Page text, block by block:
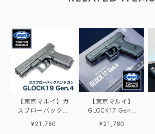
【東京マルイ】ガ
スブローバック
GLOCK19 Gen.4
¥21,780
【東京マルイ】
GLOCK17 Gen4
ガスブローバック
ハンドガン
¥21,780